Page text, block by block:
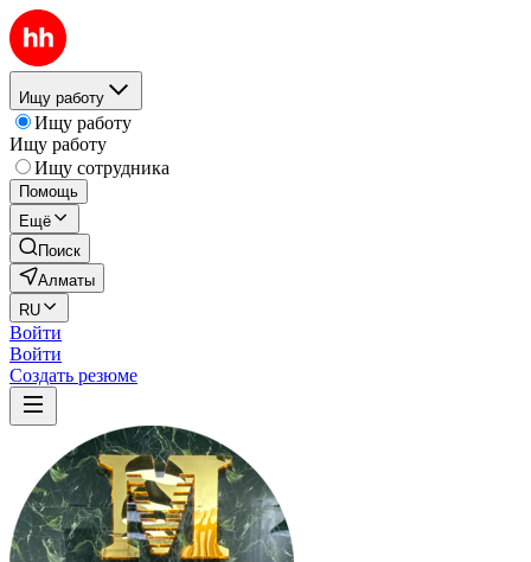
Ищу работу
Ищу работу
Ищу работу
Ищу сотрудника
Помощь
Ещё
Поиск
Алматы
RU
Войти
Войти
Создать резюме